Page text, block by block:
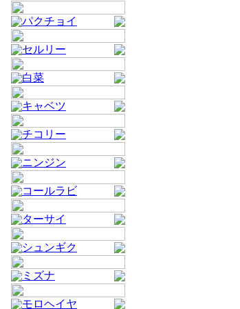
パクチョイ
セルリー
白菜
キャベツ
チコリー
ニンジン
コールラビ
ターサイ
シュンギク
ミズナ
モロヘイヤ